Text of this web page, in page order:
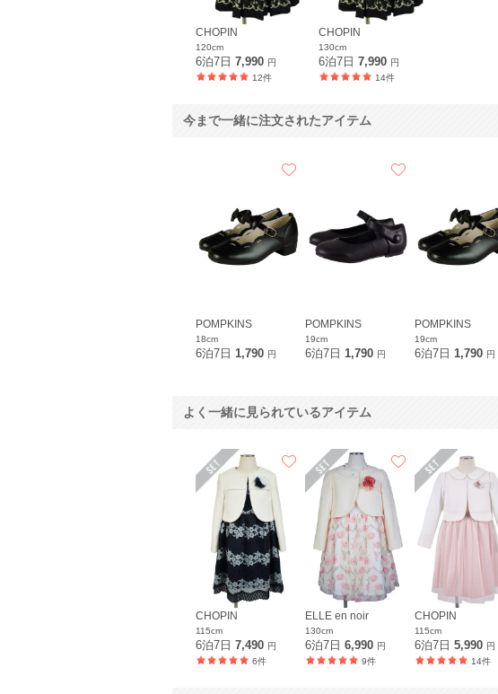
CHOPIN
120cm
6泊7日 7,990 円
12件
CHOPIN
130cm
6泊7日7,990 円
14件
今まで一緒に注文されたアイテム
POMPKINS
18cm
6泊7日 1,790 円
POMPKINS
19cm
6泊7日1,790 円
POMPKINS
19cm
6泊7日1,790 円
よく一緒に見られているアイテム
CHOPIN
115cm
6泊7日 7,490 円
6件
ELLE en noir
130cm
6泊7日6,990 円
9件
CHOPIN
115cm
6泊7日5,990 円
14件